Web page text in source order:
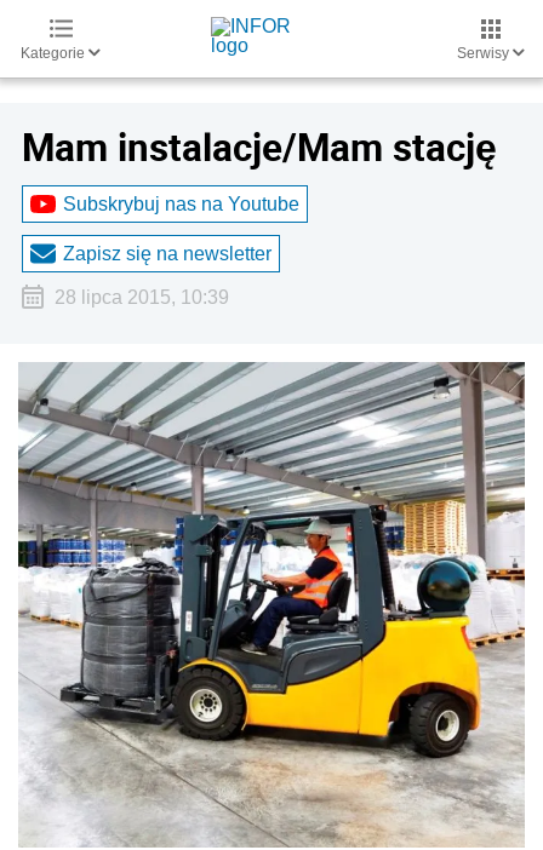
Kategorie Serwisy
Mam instalacje/Mam stację
Subskrybuj nas na Youtube
Zapisz się na newsletter
28 lipca 2015, 10:39